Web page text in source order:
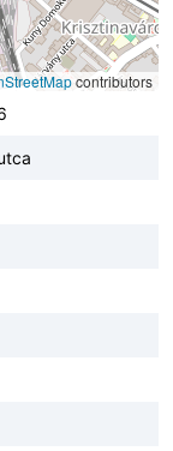
contributors